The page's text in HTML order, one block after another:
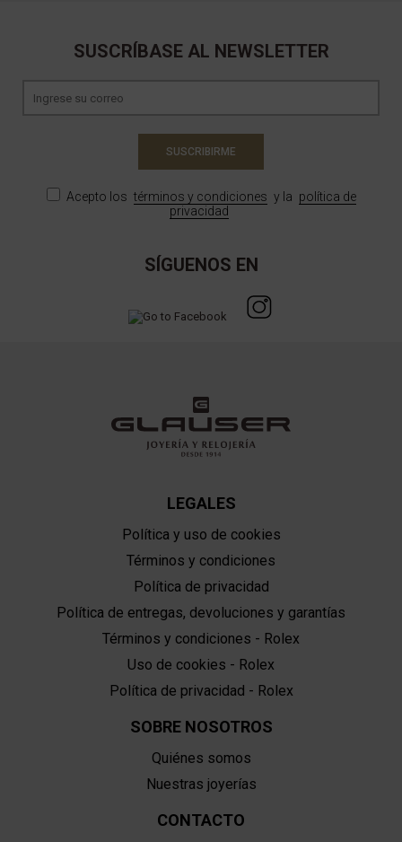
SUSCRÍBASE AL NEWSLETTER
SUSCRIBIRME
Acepto los términos y condiciones y la política de
privacidad
SÍGUENOS EN
LEGALES
Política y uso de cookies
Términos y condiciones
Política de privacidad
Política de entregas, devoluciones y garantías
Términos y condiciones - Rolex
Uso de cookies - Rolex
Política de privacidad - Rolex
SOBRE NOSOTROS
Quiénes somos
Nuestras joyerías
CONTACTO